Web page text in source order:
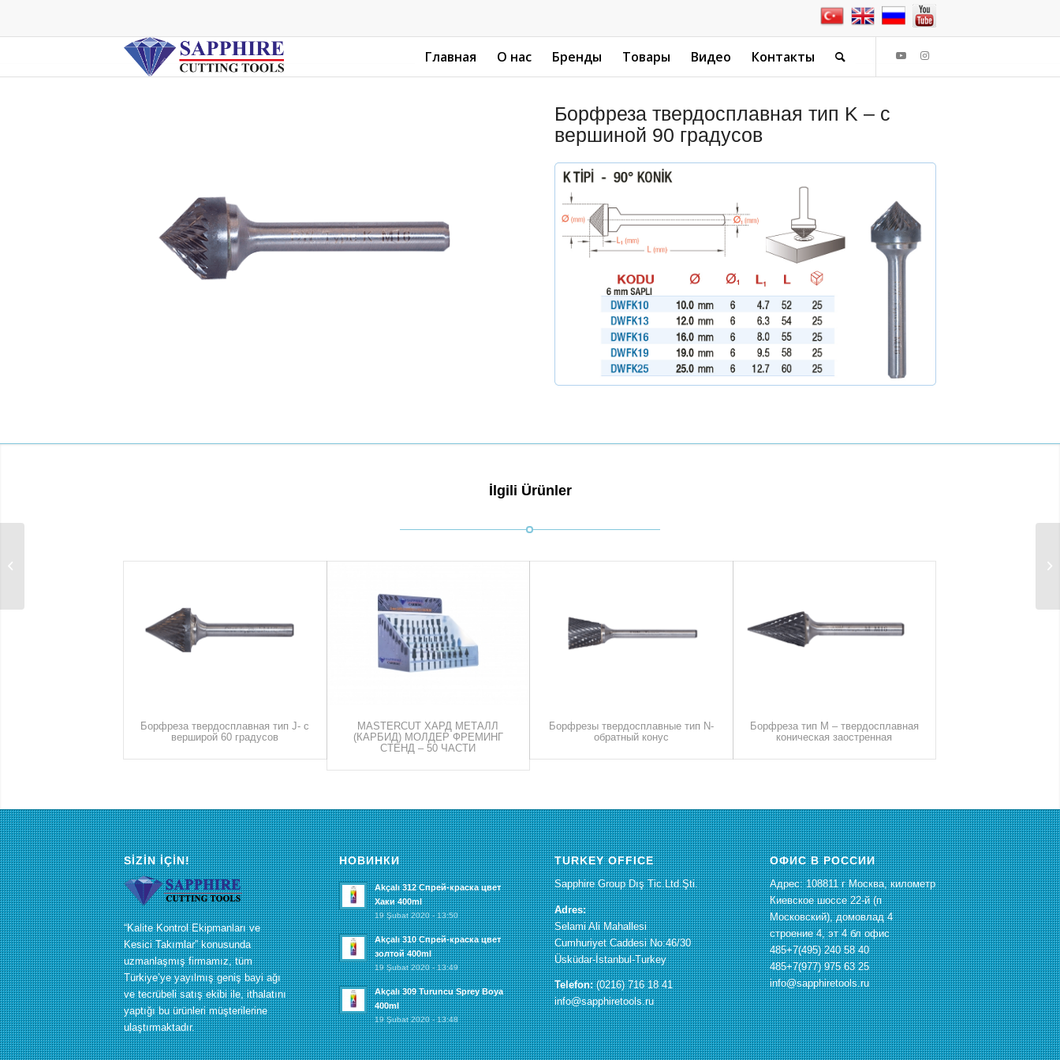
Главная О нас Бренды Товары Видео Контакты
Борфреза твердосплавная тип K – с
вершиной 90 градусов
İlgili Ürünler
Борфреза твердосплавная тип J- с
верширой 60 градусов
MASTERCUT ХАРД МЕТАЛЛ
(КАРБИД) МОЛДЕР ФРЕМИНГ
СТЕНД – 50 ЧАСТИ
Борфрезы твердосплавные тип N-
обратный конус
Борфреза тип M – твердосплавная
коническая заостренная
SIZIN İÇIN!
“Kalite Kontrol Ekipmanları ve
Kesici Takımlar” konusunda
uzmanlaşmış firmamız, tüm
Türkiye’ye yayılmış geniş bayi ağı
ve tecrübeli satış ekibi ile, ithalatını
yaptığı bu ürünleri müşterilerine
ulaştırmaktadır.
НОВИНКИ
Akçalı 312 Спрей-краска цвет
Хаки 400ml
19 Şubat 2020 - 13:50
Akçalı 310 Спрей-краска цвет
золтой 400ml
19 Şubat 2020 - 13:49
Akçalı 309 Turuncu Sprey Boya
400ml
19 Şubat 2020 - 13:48
TURKEY OFFICE
Sapphire Group Dış Tic.Ltd.Şti.
Adres:
Selami Ali Mahallesi
Cumhuriyet Caddesi No:46/30
Üsküdar-İstanbul-Turkey
Telefon:(0216) 716 18 41
info@sapphiretools.ru
ОФИС В РОССИИ
Адрес: 108811 г Москва, километр
Киевское шоссе 22-й (п
Московский), домовлад 4
строение 4, эт 4 бл офис
485+7(495) 240 58 40
485+7(977) 975 63 25
info@sapphiretools.ru
твердосплавная тип H